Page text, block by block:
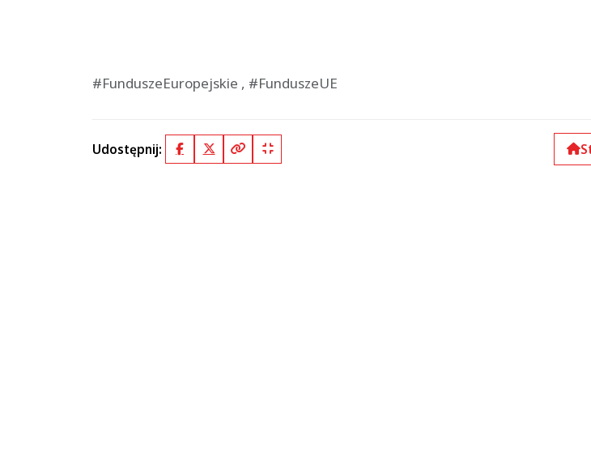
#FunduszeEuropejskie , #FunduszeUE
Udostępnij: FacebookX (Twitter)
Kopiuj pełny link
Kopiuj krótki link